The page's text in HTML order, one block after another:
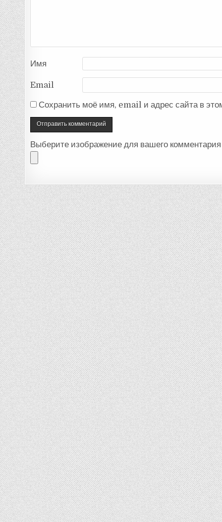
Имя
Email
Сохранить моё имя, email и адрес сайта в
Выберите изображение для вашего